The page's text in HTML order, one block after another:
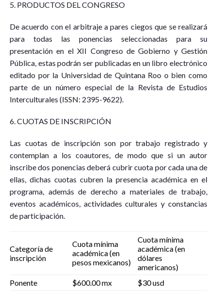
5. PRODUCTOS DEL CONGRESO
De acuerdo con el arbitraje a pares ciegos que se realizará
para todas las ponencias seleccionadas para su
presentación en el XII Congreso de Gobierno y Gestión
Pública, estas podrán ser publicadas en un libro electrónico
editado por la Universidad de Quintana Roo o bien como
parte de un número especial de la Revista de Estudios
Interculturales (ISSN: 2395-9622).
6. CUOTAS DE INSCRIPCIÓN
Las cuotas de inscripción son por trabajo registrado y
contemplan a los coautores, de modo que si un autor
inscribe dos ponencias deberá cubrir cuota por cada una de
ellas, dichas cuotas cubren la presencia académica en el
programa, además de derecho a materiales de trabajo,
eventos académicos, actividades culturales y constancias
de participación.
Categoría de
inscripción
Cuota mínima
académica (en
pesos mexicanos)
Cuota mínima
académica (en
dólares
americanos)
Ponente
$600.00 mx
$30 usd